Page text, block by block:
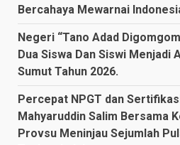
Bercahaya Mewarnai
Negeri “Tano Adad
Dua Siswa Dan Siswi Menjadi
Sumut Tahun 2026.
Percepat NPGT dan
Mahyaruddin Salim Bersama
Provsu Meninjau Sejumlah